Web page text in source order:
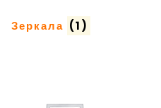
Зеркала (1)